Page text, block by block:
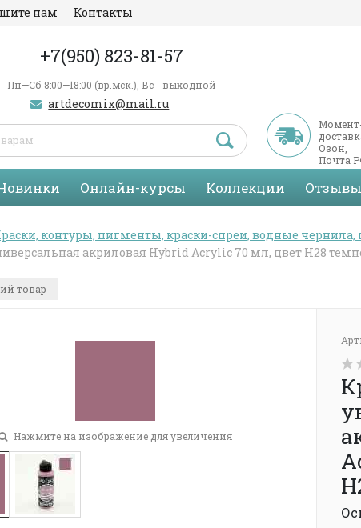
нам Контакты
+7(950) 823-81-57
Пн—Сб 8:00—18:00 (вр.мск.), Вс - выходной
artdecomix@mail.ru
Озон,
Почта
СДЭК
Онлайн-курсы Коллекции
контуры, пигменты, краски-спреи, водные чернила,
акриловая Hybrid Acrylic 70 мл, цвет H28
товар
Нажмите на изображение для увеличения